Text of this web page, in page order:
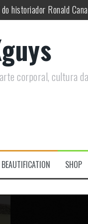
sobre Circo Freak
modificações
saiba como você pode
a celebração do Orgulho
historiador Ronald
corporal, cultura
BEAUTIFICATION SHOP